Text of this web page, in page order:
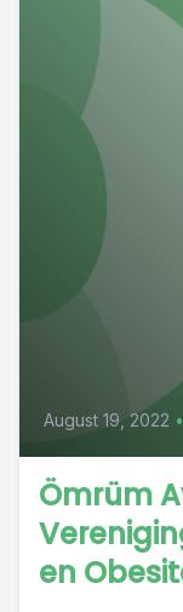
August 19, 2022 •
Ömrüm
en